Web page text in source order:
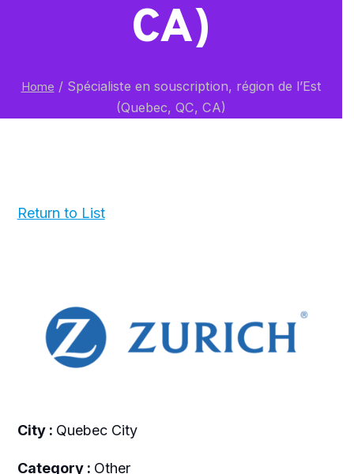
CA)
Home /Spécialiste en souscription, région de l’Est
(Quebec, QC, CA)
Return to List
City : Quebec City
Category : Other